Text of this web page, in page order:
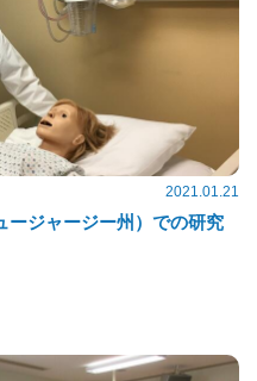
2021.01.21
ージャージー州）での研究